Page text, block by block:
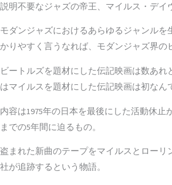
説明不要なジャズの帝王、マイルス・デイ
モダンジャズにおけるあらゆるジャンルを
かりやすく言うなれば、モダンジャズ界の
ビートルズを題材にした伝記映画は数あれ
はマイルスを題材にした伝記映画は初なん
内容は1975年の日本を最後にした活動休止
までの5年間に迫るもの。
盗まれた新曲のテープをマイルスとローリ
社が追跡するという物語。